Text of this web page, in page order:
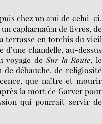
chez un ami de celui-ci,
capharnaüm de livres, de
terrasse en torchis du vieil
chandelle, au-dessus
voyage de Sur la Route, le
débauche, de religiosité
que naître et mourir
la mort de Garver pour
qui pourrait servir de